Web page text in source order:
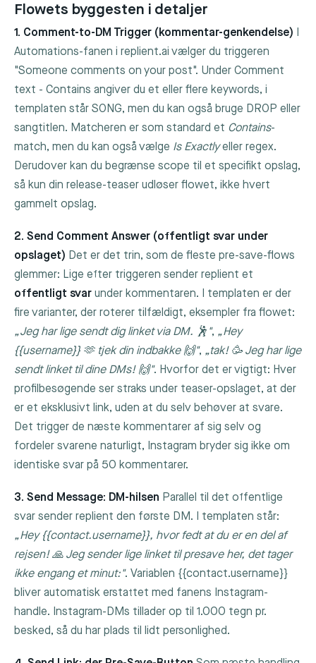
Flowets byggesten i detaljer
1. Comment-to-DM Trigger (kommentar-genkendelse) I
Automations-fanen i replient.ai vælger du triggeren
"Someone comments on your post". Under Comment
text - Contains angiver du et eller flere keywords, i
templaten står SONG, men du kan også bruge DROP eller
sangtitlen. Matcheren er som standard et Contains-
match, men du kan også vælge Is Exactlyeller regex.
Derudover kan du begrænse scope til et specifikt opslag,
så kun din release-teaser udløser flowet, ikke hvert
gammelt opslag.
2. Send Comment Answer (offentligt svar under
opslaget) Det er det trin, som de fleste pre-save-flows
glemmer: Lige efter triggeren sender replient et
offentligt svar under kommentaren. I templaten er der
fire varianter, der roterer tilfældigt, eksempler fra flowet:
„Jeg har lige sendt dig linket via DM. 🕺", „Hey
{{username}} 🫶 tjek din indbakke 🙌", „tak! 🥳 Jeg har lige
sendt linket til dine DMs! 🙌". Hvorfor det er vigtigt: Hver
profilbesøgende ser straks under teaser-opslaget, at der
er et eksklusivt link, uden at du selv behøver at svare.
Det trigger de næste kommentarer af sig selv og
fordeler svarene naturligt, Instagram bryder sig ikke om
identiske svar på 50 kommentarer.
3. Send Message: DM-hilsen Parallel til det offentlige
svar sender replient den første DM. I templaten står:
„Hey {{contact.username}}, hvor fedt at du er en del af
rejsen! 🙏 Jeg sender lige linket til presave her, det tager
ikke engang et minut:". Variablen {{contact.username}}
bliver automatisk erstattet med fanens Instagram-
handle. Instagram-DMs tillader op til 1.000 tegn pr.
besked, så du har plads til lidt personlighed.